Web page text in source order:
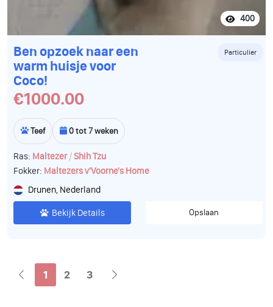
400
Ben opzoek naar een
warm huisje voor
Coco!
Particulier
€1000.00
Teef 0 tot 7 weken
Ras: Maltezer/Shih Tzu
Fokker: Maltezers v'Voorne's Home
Drunen, Nederland
Bekijk Details Opslaan
1 2 3